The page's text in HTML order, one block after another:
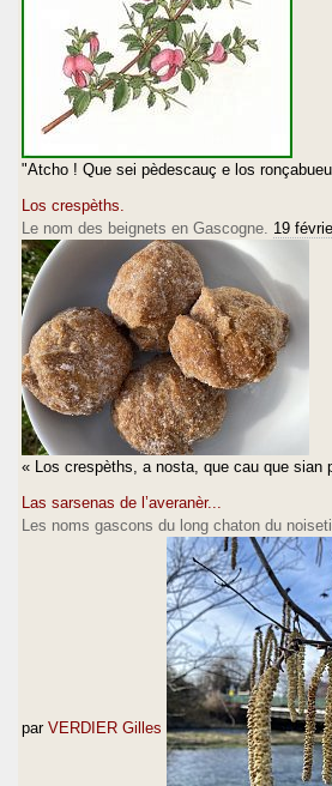
"Atcho ! Que sei pèdescauç e los
Los crespèths.
Le nom des beignets en Gascogne. 19
« Los crespèths, a nosta, que cau que
Las sarsenas de l’averanèr...
Les noms gascons du long chaton du
par VERDIER Gilles